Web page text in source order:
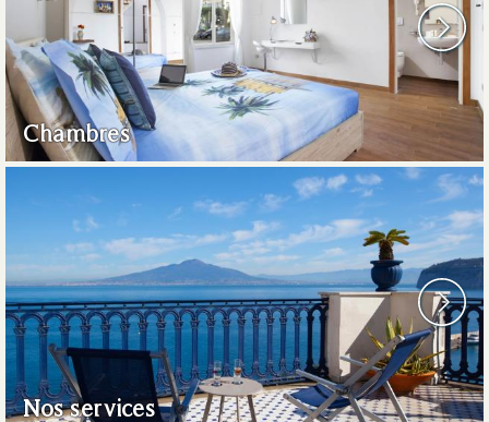
Chambres
Nos services